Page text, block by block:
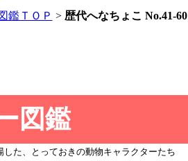
鑑ＴＯＰ > 歴代へなちょこ No.41-60
図鑑
した、とっておきの動物キャラクターたち